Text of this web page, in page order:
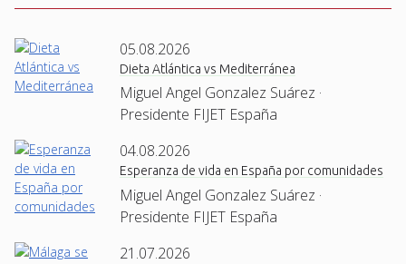
05.08.2026
Dieta Atlántica vs Mediterránea
Miguel Angel Gonzalez Suárez ·
Presidente FIJET España
04.08.2026
Esperanza de vida en España por comunidades
Miguel Angel Gonzalez Suárez ·
Presidente FIJET España
21.07.2026